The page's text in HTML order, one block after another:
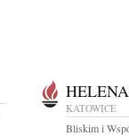
KATOWICE
Bliskim i